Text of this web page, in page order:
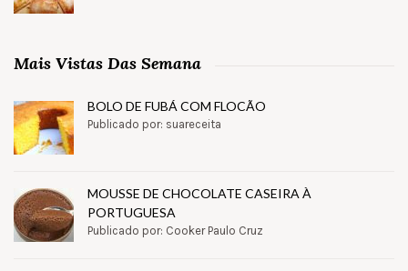
Mais Vistas Das Semana
BOLO DE FUBÁ COM FLOCÃO
Publicado por: suareceita
MOUSSE DE CHOCOLATE CASEIRA À
PORTUGUESA
Publicado por: Cooker Paulo Cruz